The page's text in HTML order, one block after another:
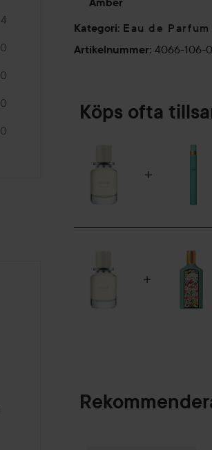
4
0
0
0
0
Kategori: Eau de Parfum
Artikelnummer: 4066-106-
Köps ofta